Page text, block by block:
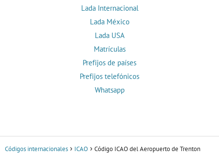
Lada Internacional
Lada México
Lada USA
Matrículas
Prefijos de países
Prefijos telefónicos
Whatsapp
Códigos internacionales ICAO Código ICAO del Aeropuerto de Trenton